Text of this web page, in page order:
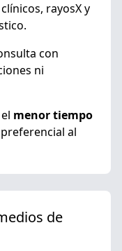
rayosX y
con
ni
menor tiempo
al
de